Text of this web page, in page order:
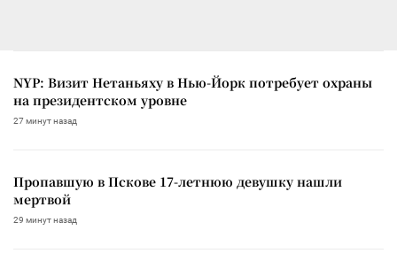
NYP: Визит Нетаньяху в Нью-Йорк потребует охраны
на президентском уровне
27 минут назад
Пропавшую в Пскове 17-летнюю девушку нашли
мертвой
29 минут назад